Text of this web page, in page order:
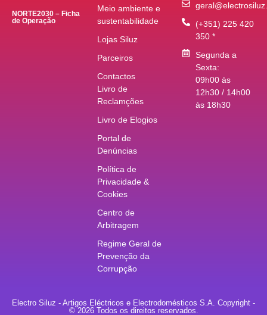
NORTE2030 – Ficha
de Operação
Meio ambiente e
sustentabilidade
Lojas Siluz
Parceiros
Contactos
Livro de
Reclamções
Livro de Elogios
Portal de
Denúncias
Política de
Privacidade &
Cookies
Centro de
Arbitragem
Regime Geral de
Prevenção da
Corrupção
(+351) 225 420
350 *
Segunda a
Sexta:
09h00 às
12h30 / 14h00
às 18h30
Electro Siluz - Artigos Eléctricos e Electrodomésticos S.A. Copyright -
© 2026 Todos os direitos reservados.